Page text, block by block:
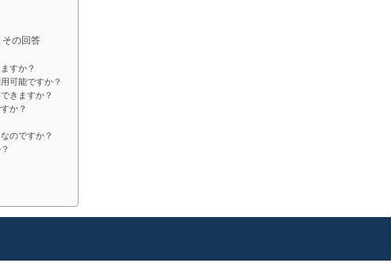
その回答
すか？
可能ですか？
きますか？
か？
のですか？